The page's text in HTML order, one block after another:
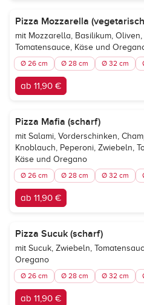
Pizza Mozzarella
mit Mozzarella, Basilikum, Oliven,
Tomatensauce, Käse und
Ø 26 cm Ø 28 cm Ø 32 cm
ab 11,90 €
Pizza Mafia (scharf)
mit Salami, Vorderschinken,
Knoblauch, Peperoni, Zwiebeln,
Käse und Oregano
Ø 26 cm Ø 28 cm Ø 32 cm
ab 11,90 €
Pizza Sucuk (scharf)
mit Sucuk, Zwiebeln,
Oregano
Ø 26 cm Ø 28 cm Ø 32 cm
ab 11,90 €